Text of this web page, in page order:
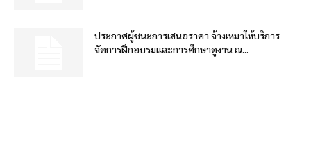
ประกาศผู้ชนะการเสนอราคา จ้างเหมาให้บริการ
จัดการฝึกอบรมและการศึกษาดูงาน ณ...